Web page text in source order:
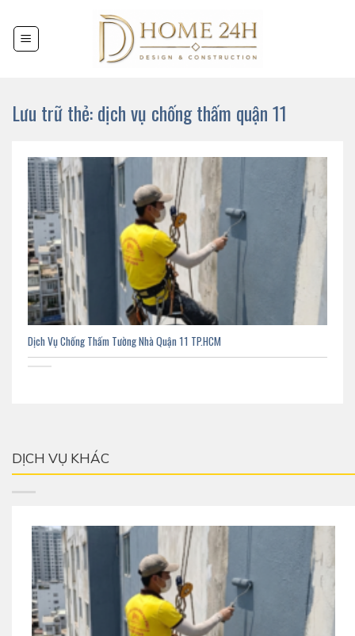
đến
nội
Lưu trữ thẻ:dịch vụ chống thấm quận 11
Dịch Vụ Chống Thấm Tường Nhà Quận 11 TP.HCM
DỊCH VỤ KHÁC